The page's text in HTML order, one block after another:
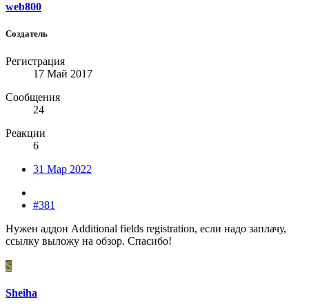
web800
Создатель
Регистрация
17 Май 2017
Сообщения
24
Реакции
6
31 Мар 2022
#381
Нужен аддон Additional fields registration, если надо заплачу,
ссылку выложу на обзор. Спасибо!
S
Sheiha